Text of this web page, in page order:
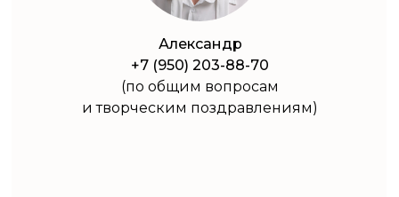
Александр
+7 (950) 203-88-70
(по общим вопросам
и творческим поздравлениям)